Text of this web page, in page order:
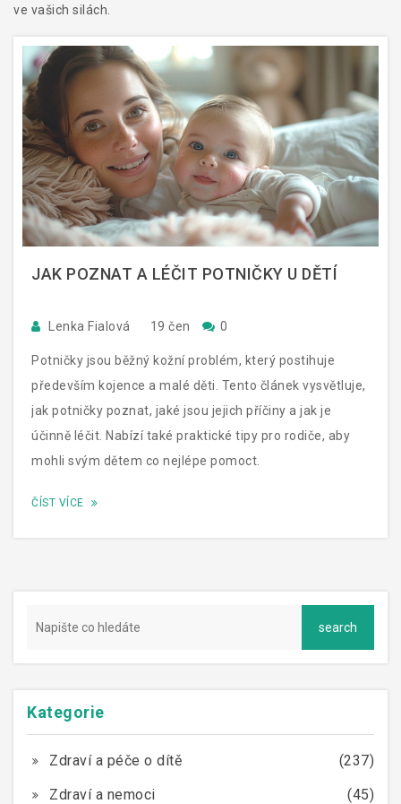
ve vašich silách.
JAK POZNAT A LÉČIT POTNIČKY U DĚTÍ
Lenka Fialová 19 čen 0
Potničky jsou běžný kožní problém, který postihuje
především kojence a malé děti. Tento článek vysvětluje,
jak potničky poznat, jaké jsou jejich příčiny a jak je
účinně léčit. Nabízí také praktické tipy pro rodiče, aby
mohli svým dětem co nejlépe pomoct.
ČÍST VÍCE
Kategorie
Zdraví a péče o dítě
(237)
Zdraví a nemoci
(45)